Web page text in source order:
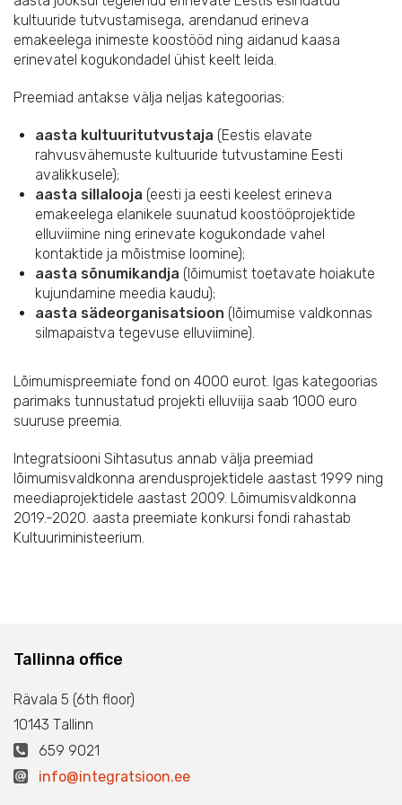
kultuuride tutvustamisega, arendanud erineva
emakeelega inimeste koostööd ning aidanud kaasa
erinevatel kogukondadel ühist keelt leida.
Preemiad antakse välja neljas kategoorias:
aasta kultuuritutvustaja (Eestis elavate
rahvusvähemuste kultuuride tutvustamine Eesti
avalikkusele);
aasta sillalooja (eesti ja eesti keelest erineva
emakeelega elanikele suunatud koostööprojektide
elluviimine ning erinevate kogukondade vahel
kontaktide ja mõistmise loomine);
aasta sõnumikandja (lõimumist toetavate hoiakute
kujundamine meedia kaudu);
aasta sädeorganisatsioon (lõimumise valdkonnas
silmapaistva tegevuse elluviimine).
Lõimumispreemiate fond on 4000 eurot. Igas kategoorias
parimaks tunnustatud projekti elluviija saab 1000 euro
suuruse preemia.
Integratsiooni Sihtasutus annab välja preemiad
lõimumisvaldkonna arendusprojektidele aastast 1999 ning
meediaprojektidele aastast 2009. Lõimumisvaldkonna
2019.-2020. aasta preemiate konkursi fondi rahastab
Kultuuriministeerium.
Tallinna office
Rävala 5 (6th floor)
10143 Тallinn
659 9021
info@integratsioon.ee